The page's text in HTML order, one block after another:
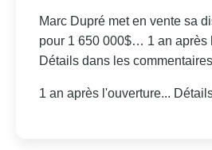
Marc Dupré met en vente sa
pour 1 650 000$… 1 an après
Détails dans les commentaires
1 an après l'ouverture...